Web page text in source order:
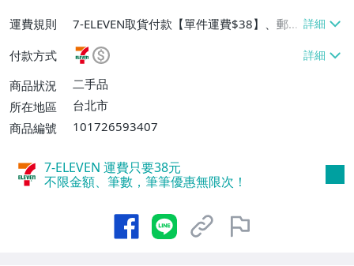
運費規則
7-ELEVEN取貨付款【單件運費$38】、郵局
付款方式
商品狀況
二手品
所在地區
台北市
商品編號
101726593407
7-ELEVEN 運費只要38元
不限金額、筆數，筆筆優惠無限次！